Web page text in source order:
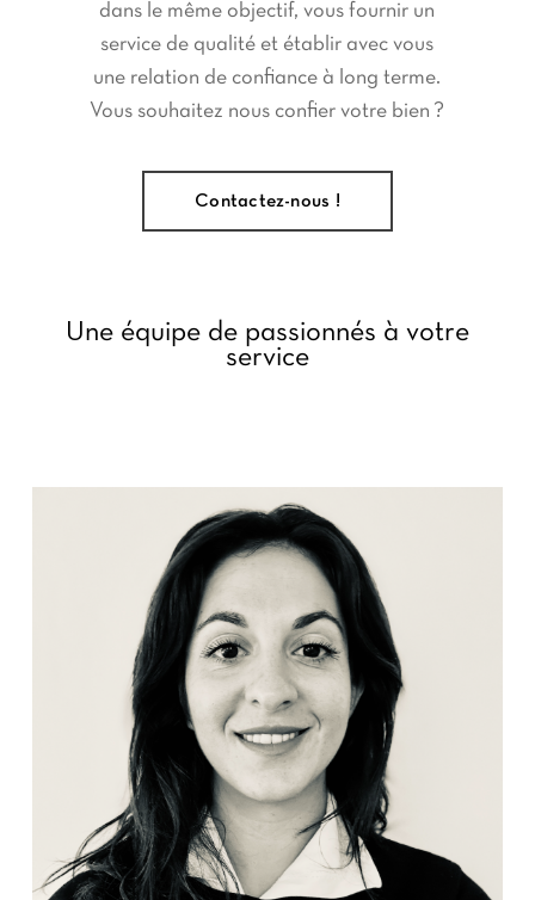
dans le même objectif, vous fournir un
service de qualité et établir avec vous
une relation de confiance à long terme.
Vous souhaitez nous confier votre bien ?
Contactez-nous !
Une équipe de passionnés à votre
service